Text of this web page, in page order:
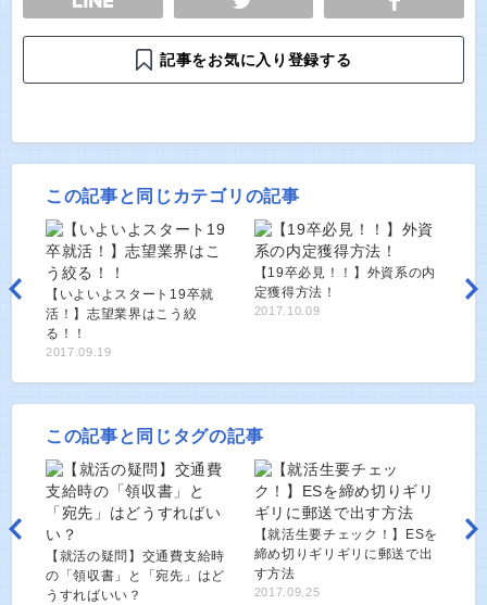
記事をお気に入り登録する
この記事と同じカテゴリの記事
【いよいよスタート19卒就
活！】志望業界はこう絞
る！！
2017.09.19
【19卒必見！！】外資系の内
定獲得方法！
2017.10.09
この記事と同じタグの記事
【就活の疑問】交通費支給時
の「領収書」と「宛先」はど
うすればいい？
【就活生要チェック！】ESを
締め切りギリギリに郵送で出
す方法
2017.09.25